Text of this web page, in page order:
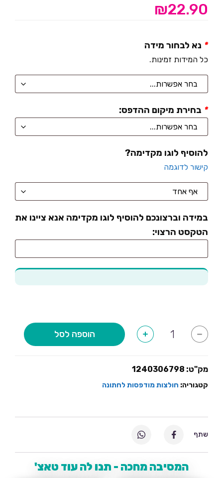
₪22.90
נא לבחור מידה *
כל המידות זמינות.
בחירת מיקום ההדפס: *
להוסיף לוגו מקדימה?
קישור לדוגמה
במידה וברצונכם להוסיף לוגו מקדימה אנא ציינו את
הטקסט הרצוי:
-
של
only
+ הוספה לסל
מק"ט: 1240306798
קטגוריה: חולצות מודפסות לחתונה
המסיבה מחכה - תנו לה עוד טאצ'
שתף